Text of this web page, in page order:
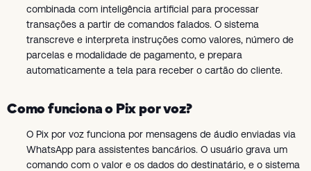
combinada com inteligência artificial para processar
transações a partir de comandos falados. O sistema
transcreve e interpreta instruções como valores, número de
parcelas e modalidade de pagamento, e prepara
automaticamente a tela para receber o cartão do cliente.
Como funciona o Pix por voz?
O Pix por voz funciona por mensagens de áudio enviadas via
WhatsApp para assistentes bancários. O usuário grava um
comando com o valor e os dados do destinatário, e o sistema